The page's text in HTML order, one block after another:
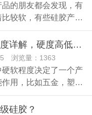
的朋友都会发现，有
比较软，有些硅胶产…
硅胶材料硬软度详解，硬度高低对产品功效有影响吗？
浏览量：1363
软程度决定了一个产
作用，比如五金，塑…
硅胶？